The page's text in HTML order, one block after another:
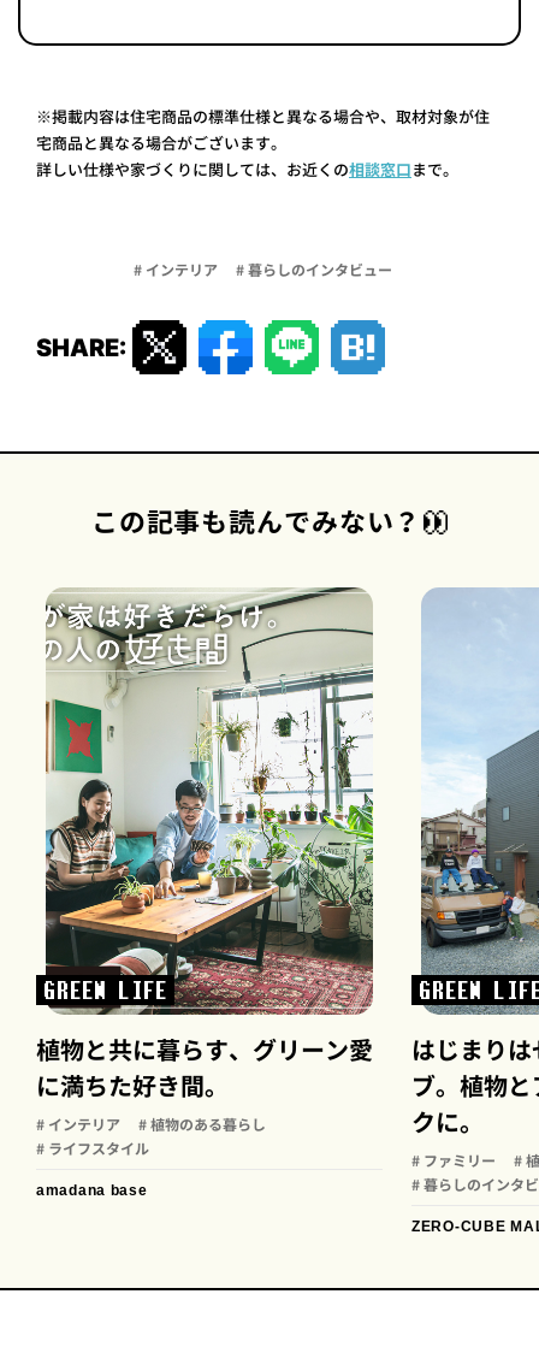
※掲載内容は住宅商品の標準仕様と異なる場合や、取材対象が住
宅商品と異なる場合がございます。
詳しい仕様や家づくりに関しては、お近くの相談窓口まで。
# インテリア # 暮らしのインタビュー
SHARE:
この記事も読んでみない？
GREEN LIFE
植物と共に暮らす、グリーン愛
に満ちた好き間。
# インテリア
# 植物のある暮らし
# ライフスタイル
amadana base
GREEN
はじまり
ブ。植物
クに。
# ファミリー
#
# 暮らしのインタ
ZERO-CUBE